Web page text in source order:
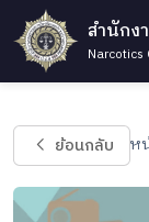
สำนักง
Narcotics
ย้อนกลับ ห